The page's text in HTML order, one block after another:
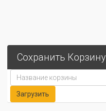
Сохранить Корзину